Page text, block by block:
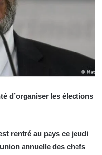
d’organiser les élections
rentré au pays ce jeudi
annuelle des chefs